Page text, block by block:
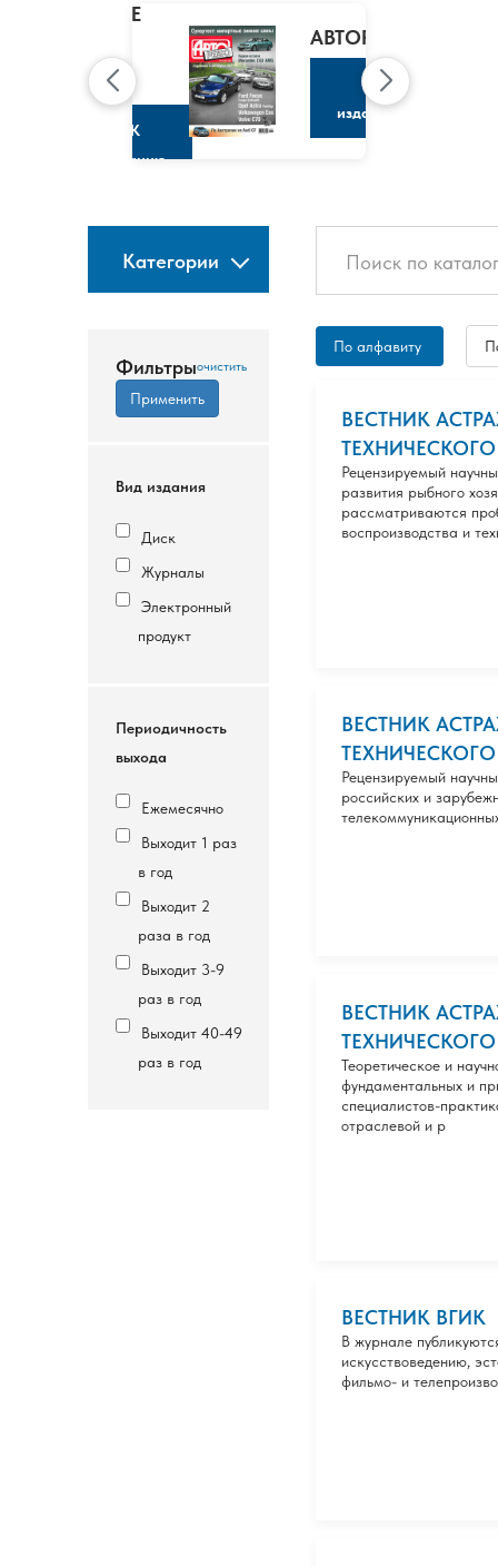
CLAIRE
МАРИ
КЛЭР
К
изданию
АВТОРЕВЮ
К
изданию
Категории
Фильтры
Вид издания
Диск
Журналы
Электронный
продукт
Периодичность
выхода
Ежемесячно
Выходит 1 раз
в год
Выходит 2
раза в год
Выходит 3-9
раз в год
Выходит 40-49
раз в год
По алфавиту
ВЕСТНИК
ТЕХНИЧЕСКОГО
Рецензируемый
развития рыбного
рассматриваются
воспроизводства и
ВЕСТНИК
ТЕХНИЧЕСКОГО
Рецензируемый
российских и
ВЕСТНИК
ТЕХНИЧЕСКОГО
Теоретическое и
фундаментальных и
специалистов-
отраслевой и р
ВЕСТНИК ВГИК
В журнале
искусствоведению,
фильмо- и